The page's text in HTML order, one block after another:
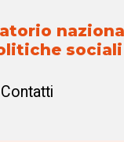
sociali
Contatti